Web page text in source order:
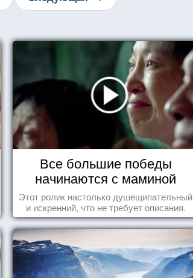
Все большие победы
начинаются с маминой
колыбели
Этот ролик настолько душещипательный
и искренний, что не требует описания.